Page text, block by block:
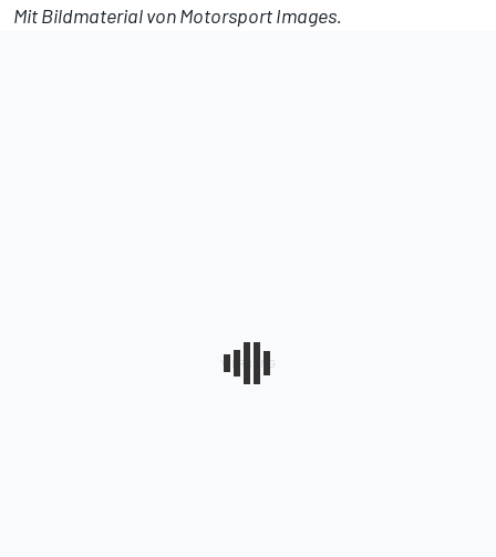
Mit Bildmaterial von Motorsport Images.